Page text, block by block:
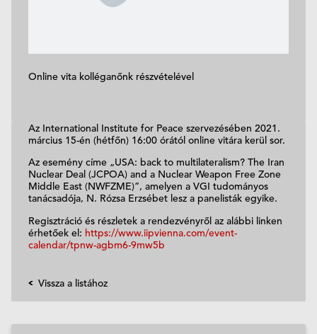
Online vita kolléganőnk részvételével
Az International Institute for Peace szervezésében 2021.
március 15-én (hétfőn) 16:00 órától online vitára kerül sor.
Az esemény címe „USA: back to multilateralism? The Iran
Nuclear Deal (JCPOA) and a Nuclear Weapon Free Zone
Middle East (NWFZME)”, amelyen a VGI tudományos
tanácsadója, N. Rózsa Erzsébet lesz a panelisták egyike.
Regisztráció és részletek a rendezvényről az alábbi linken
érhetőek el: https://www.iipvienna.com/event-
calendar/tpnw-agbm6-9mw5b
Vissza a listához